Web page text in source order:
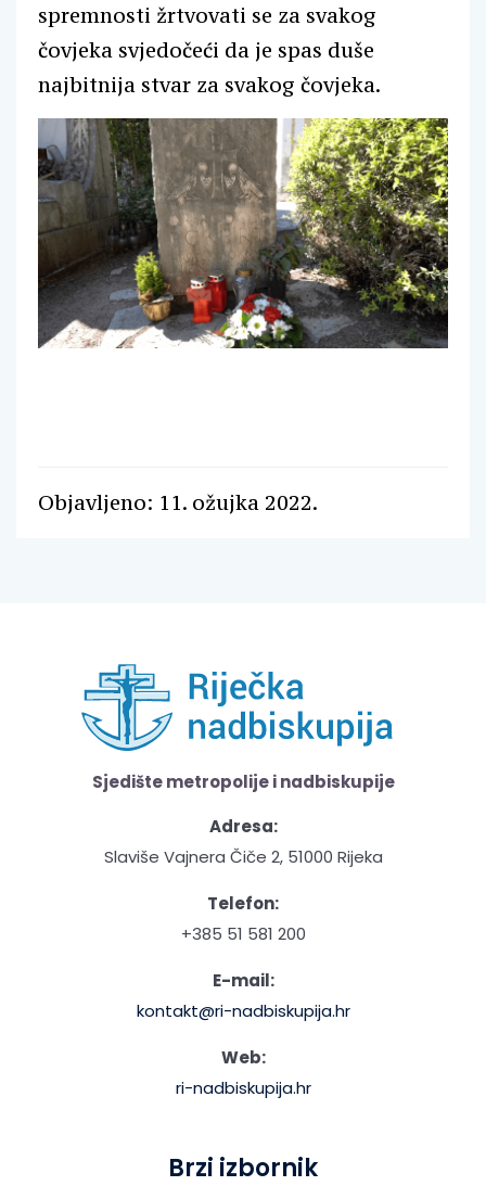
spremnosti žrtvovati se za svakog
čovjeka svjedočeći da je spas duše
najbitnija stvar za svakog čovjeka.
Objavljeno: 11. ožujka 2022.
Sjedište metropolije i nadbiskupije
Adresa:
Slaviše Vajnera Čiče 2, 51000 Rijeka
Telefon:
+385 51 581 200
E-mail:
kontakt@ri-nadbiskupija.hr
Web:
ri-nadbiskupija.hr
Brzi izbornik